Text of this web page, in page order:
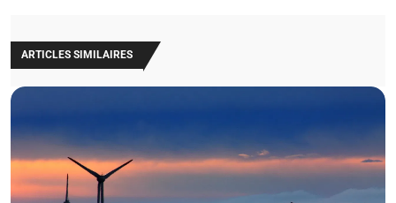
ARTICLES SIMILAIRES